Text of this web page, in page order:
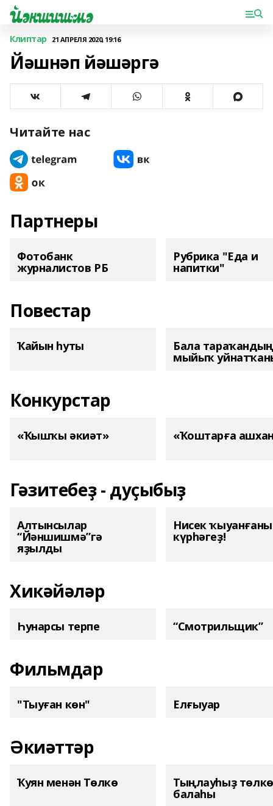
Клиптар 21 АПРЕЛЯ 2020, 19:16
Йәшнәп йәшәргә
Читайте нас
Партнеры
Фотобанк
журналистов РБ
Рубрика "Еда и
напитки"
Повестар
Ҡайын һуты Бала тараҡандың
мыйыҡ
Конкурстар
«Ҡышҡы әкиәт» «Ҡоштарға
Гәзитебеҙ - дуҫыбыҙ
Алтынсылар
“Йәншишмә”гә
яҙылды
Нисек
күрһәгеҙ!
Хикәйәләр
Һунарсы терпе “Смотрильщик”
Фильмдар
"Тыуған көн" Елғыуар
Әкиәттәр
Ҡуян менән Төлкө Тыңлауһыҙ төлкө
балаһы